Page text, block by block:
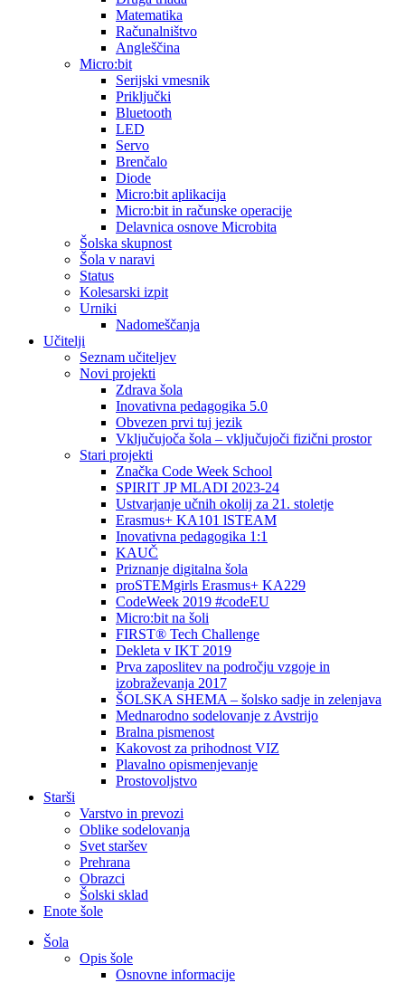
Matematika
Računalništvo
Angleščina
Micro:bit
Serijski vmesnik
Priključki
Bluetooth
LED
Servo
Brenčalo
Diode
Micro:bit aplikacija
Micro:bit in računske operacije
Delavnica osnove Microbita
Šolska skupnost
Šola v naravi
Status
Kolesarski izpit
Urniki
Nadomeščanja
Učitelji
Seznam učiteljev
Novi projekti
Zdrava šola
Inovativna pedagogika 5.0
Obvezen prvi tuj jezik
Vključujoča šola – vključujoči fizični prostor
Stari projekti
Značka Code Week School
SPIRIT JP MLADI 2023-24
Ustvarjanje učnih okolij za 21. stoletje
Erasmus+ KA101 lSTEAM
Inovativna pedagogika 1:1
KAUČ
Priznanje digitalna šola
proSTEMgirls Erasmus+ KA229
CodeWeek 2019 #codeEU
Micro:bit na šoli
FIRST® Tech Challenge
Dekleta v IKT 2019
Prva zaposlitev na področju vzgoje in
izobraževanja 2017
ŠOLSKA SHEMA – šolsko sadje in zelenjava
Mednarodno sodelovanje z Avstrijo
Bralna pismenost
Kakovost za prihodnost VIZ
Plavalno opismenjevanje
Prostovoljstvo
Starši
Varstvo in prevozi
Oblike sodelovanja
Svet staršev
Prehrana
Obrazci
Šolski sklad
Enote šole
Šola
Opis šole
Osnovne informacije